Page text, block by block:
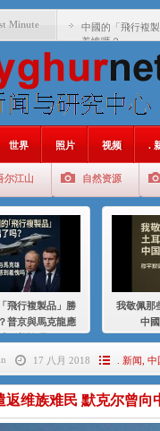
Minute 中國的「飛行複
羞愧嗎？
我敬佩那些在土
聚焦维吾尔 | 伊
大一统情结使魏
伊利夏提：在自
伊利夏提：消失
伊利夏提：满目
世界 照片 视频 .
尔江山 自然资源
飛行複製品」勝
普京與馬克龍應
我敬佩那
中
17 八月 2018 . 新闻 中
返维族难民 默克尔曾向